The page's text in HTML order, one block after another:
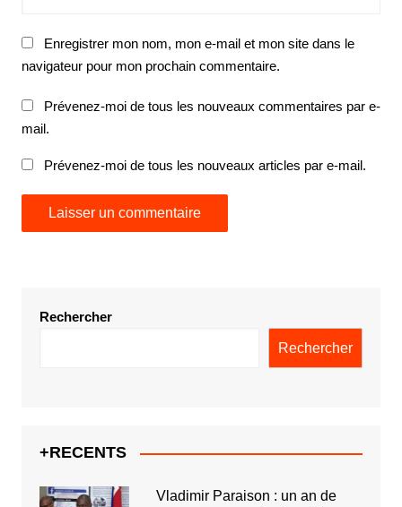
Enregistrer mon nom, mon e-mail et mon site dans le
navigateur pour mon prochain commentaire.
Prévenez-moi de tous les nouveaux commentaires par e-
mail.
Prévenez-moi de tous les nouveaux articles par e-mail.
Rechercher
Rechercher
+RECENTS
Vladimir Paraison : un an de